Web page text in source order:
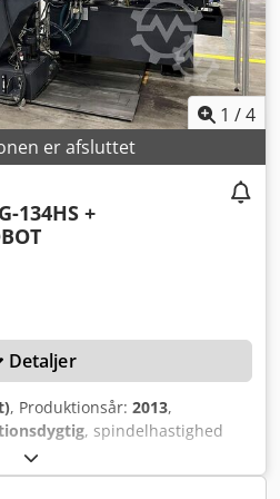
fuldautomatisk med hydraulisk
CNC-styring - Nypris
1 /4
er afsluttet
134HS +
Detaljer
, Produktionsår: 2013,
, spindelhastighed
X-akse:
model:Fanuc 32i A,